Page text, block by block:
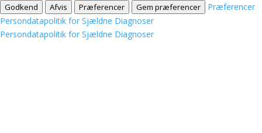
Godkend Afvis Præferencer Gem præferencer
Præferencer
Persondatapolitik for Sjældne Diagnoser
Persondatapolitik for Sjældne Diagnoser